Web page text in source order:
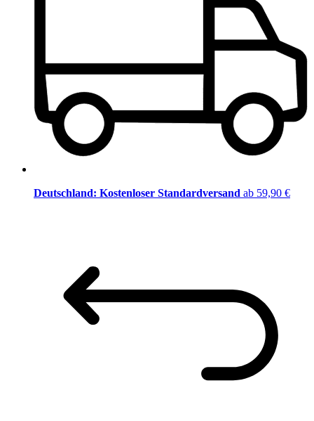
Deutschland: Kostenloser Standardversand ab 59,90 €